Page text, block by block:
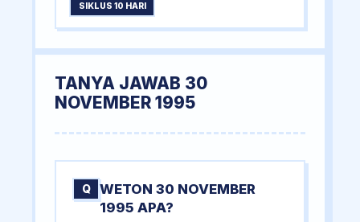
SIKLUS 10 HARI
TANYA JAWAB 30
NOVEMBER 1995
Q
WETON 30 NOVEMBER
1995 APA?